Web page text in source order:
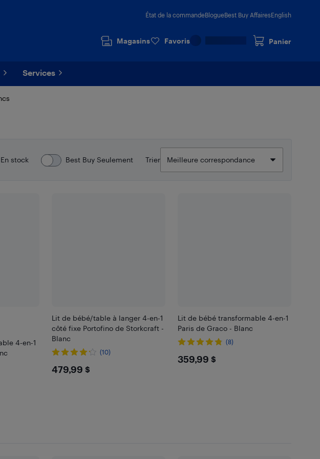
État de la commandeBlogueBest Buy AffairesEnglish
Magasins Favoris Panier
Services
En stock Best Buy Seulement Trier
4-en-1
Lit de bébé/table à langer 4-en-1
côté fixe Portofino de Storkcraft -
Blanc
(10)
$479.99
479,99 $
Lit de bébé transformable 4-en-1
Paris de Graco - Blanc
(8)
$359.99
359,99 $